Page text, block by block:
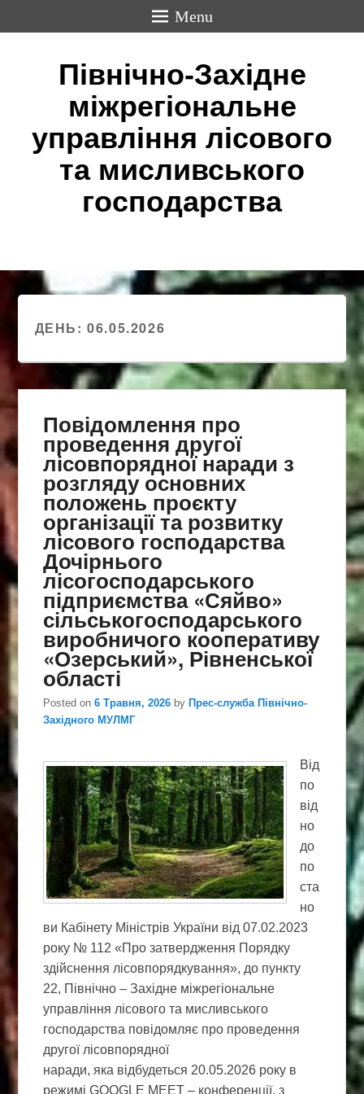
Menu
Північно-Західне
міжрегіональне
управління лісового
та мисливського
господарства
ДЕНЬ:06.05.2026
Повідомлення про
проведення другої
лісовпорядної наради з
розгляду основних
положень проєкту
організації та розвитку
лісового господарства
Дочірнього
лісогосподарського
підприємства «Сяйво»
сільськогосподарського
виробничого кооперативу
«Озерський», Рівненської
області
Posted on6 Травня, 2026 by Прес-служба Північно-
Західного МУЛМГ
Від
по
від
но
до
по
ста
но
ви Кабінету Міністрів України від 07.02.2023
року № 112 «Про затвердження Порядку
здійснення лісовпорядкування», до пункту
22, Північно – Західне міжрегіональне
управління лісового та мисливського
господарства повідомляє про проведення
другої лісовпорядної
наради, яка відбудеться 20.05.2026 року в
режимі GOOGLE MEET – конференції, з